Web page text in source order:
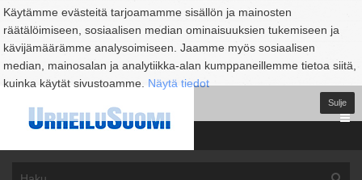
Käytämme evästeitä tarjoamamme sisällön ja mainosten
räätälöimiseen, sosiaalisen median ominaisuuksien tukemiseen ja
kävijämäärämme analysoimiseen. Jaamme myös sosiaalisen
median, mainosalan ja analytiikka-alan kumppaneillemme tietoa siitä,
kuinka käytät sivustoamme. Näytä tiedot
Sulje